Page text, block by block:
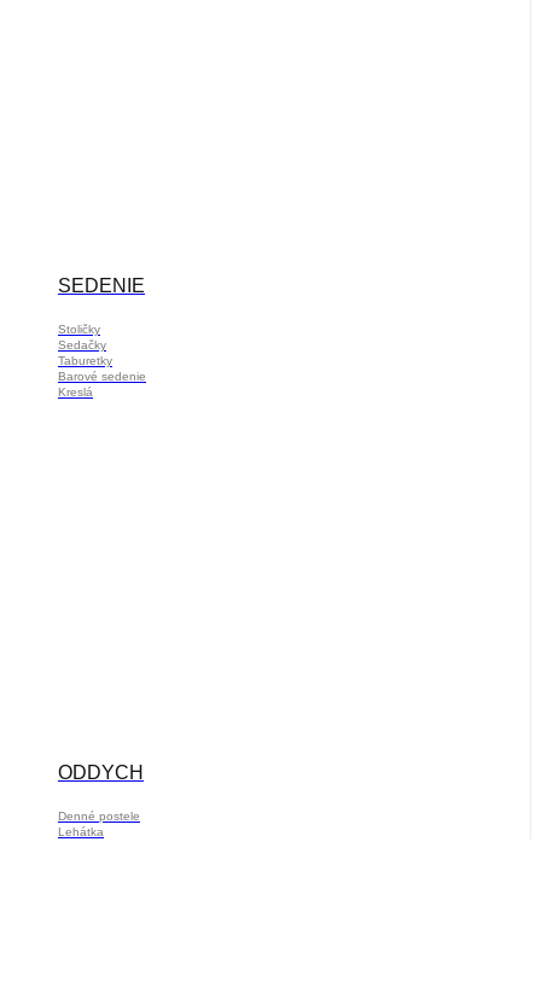
SEDENIE
Stoličky
Sedačky
Taburetky
Barové sedenie
Kreslá
ODDYCH
Denné postele
Lehátka